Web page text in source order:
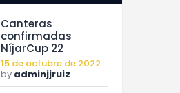
Canteras
confirmadas
NíjarCup 22
15 de octubre de 2022
by adminjjruiz